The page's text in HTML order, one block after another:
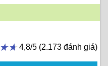
4,8/5 (2.173 đánh giá)